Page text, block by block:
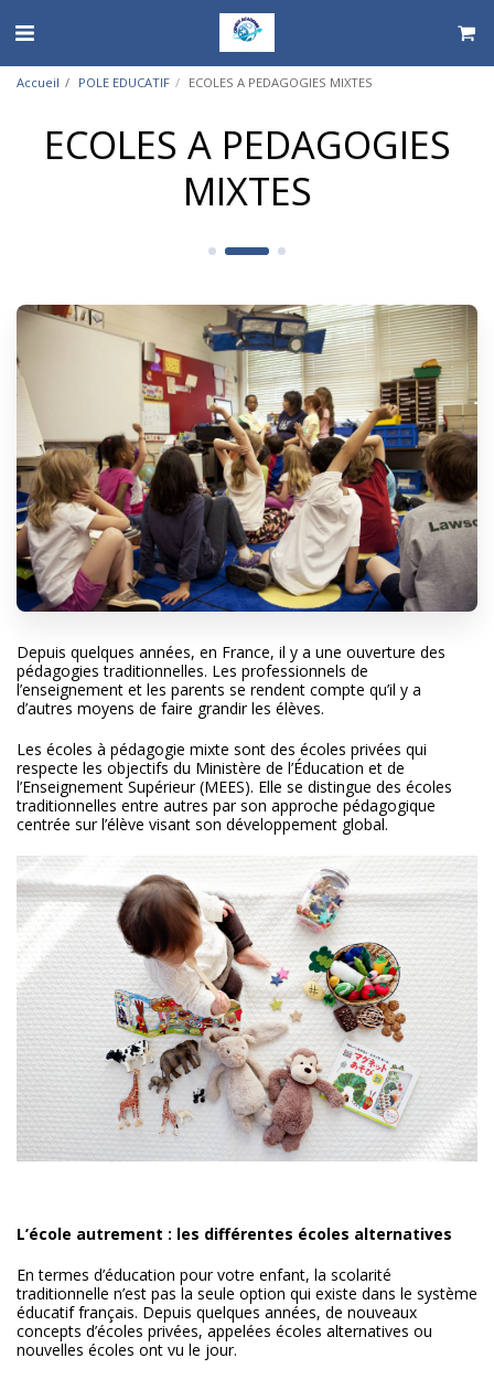
Accueil POLE EDUCATIF ECOLES A PEDAGOGIES MIXTES
ECOLES A PEDAGOGIES
MIXTES
Depuis quelques années, en France, il y a une ouverture des
pédagogies traditionnelles. Les professionnels de
l’enseignement et les parents se rendent compte qu’il y a
d’autres moyens de faire grandir les élèves.
Les écoles à pédagogie mixte sont des écoles privées qui
respecte les objectifs du Ministère de l’Éducation et de
l’Enseignement Supérieur (MEES). Elle se distingue des écoles
traditionnelles entre autres par son approche pédagogique
centrée sur l’élève visant son développement global.
L’école autrement : les différentes écoles alternatives
En termes d’éducation pour votre enfant, la scolarité
traditionnelle n’est pas la seule option qui existe dans le système
éducatif français. Depuis quelques années, de nouveaux
concepts d’écoles privées, appelées écoles alternatives ou
nouvelles écoles ont vu le jour.